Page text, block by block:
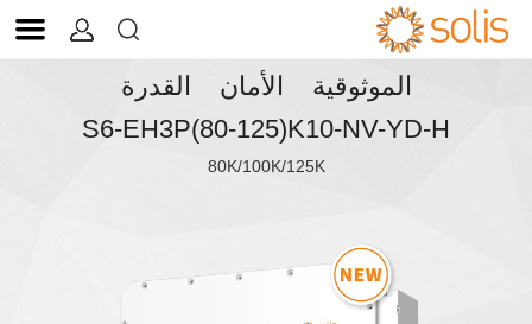


الموثوقية الأمان القدرة
S6-EH3P(80-125)K10-NV-YD-H
80K/100K/125K